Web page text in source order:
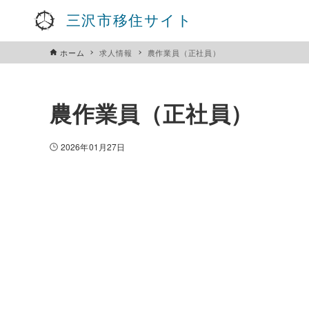
三沢市移住サイト
ホーム 求人情報 農作業員（正社員）
農作業員（正社員）
2026年01月27日